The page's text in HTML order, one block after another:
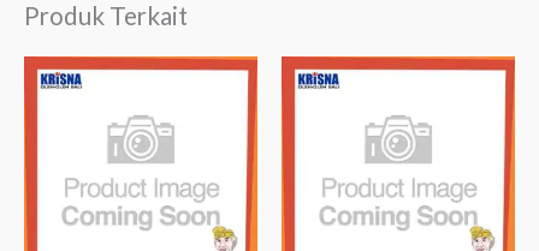
Produk Terkait